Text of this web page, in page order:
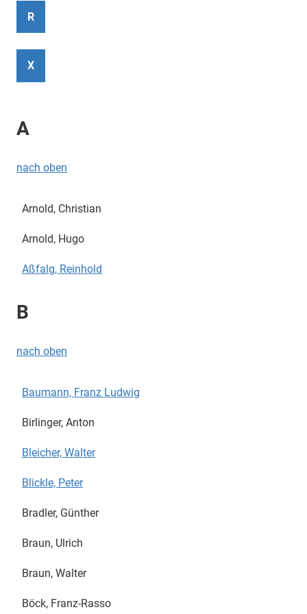
R
X
A
nach oben
Arnold, Christian
Arnold, Hugo
Aßfalg, Reinhold
B
nach oben
Baumann, Franz Ludwig
Birlinger, Anton
Bleicher, Walter
Blickle, Peter
Bradler, Günther
Braun, Ulrich
Braun, Walter
Böck, Franz-Rasso